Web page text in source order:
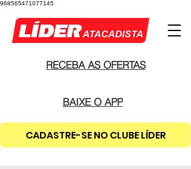
968565471077145
RECEBA AS OFERTAS
BAIXE O APP
CADASTRE-SE NO CLUBE LÍDER